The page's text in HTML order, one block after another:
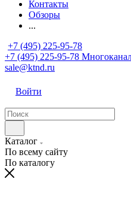
Контакты
Обзоры
...
+7 (495) 225-95-78
+7 (495) 225-95-78
sale@ktnd.ru
Войти
Каталог
По всему сайту
По каталогу